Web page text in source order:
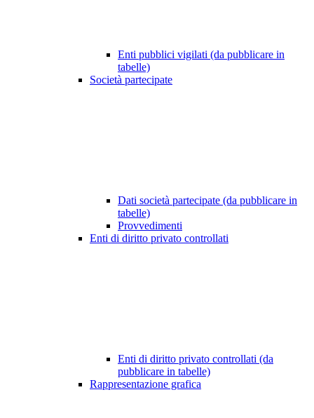
Enti pubblici vigilati (da pubblicare in
tabelle)
Società partecipate
Dati società partecipate (da pubblicare in
tabelle)
Provvedimenti
Enti di diritto privato controllati
Enti di diritto privato controllati (da
pubblicare in tabelle)
Rappresentazione grafica